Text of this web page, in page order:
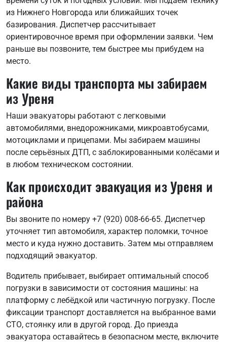
из Нижнего Новгорода или ближайших точек
базирования. Диспетчер рассчитывает
ориентировочное время при оформлении заявки. Чем
раньше вы позвоните, тем быстрее мы прибудем на
место.
Какие виды транспорта мы забираем
из Уреня
Наши эвакуаторы работают с легковыми
автомобилями, внедорожниками, микроавтобусами,
мотоциклами и прицепами. Мы забираем машины
после серьёзных ДТП, с заблокированными колёсами и
в любом техническом состоянии.
Как происходит эвакуация из Уреня и
района
Вы звоните по номеру +7 (920) 008-66-65. Диспетчер
уточняет тип автомобиля, характер поломки, точное
место и куда нужно доставить. Затем мы отправляем
подходящий эвакуатор.
Водитель прибывает, выбирает оптимальный способ
погрузки в зависимости от состояния машины: на
платформу с лебёдкой или частичную погрузку. После
фиксации транспорт доставляется на выбранное вами
СТО, стоянку или в другой город. До приезда
эвакуатора оставайтесь в безопасном месте, включите